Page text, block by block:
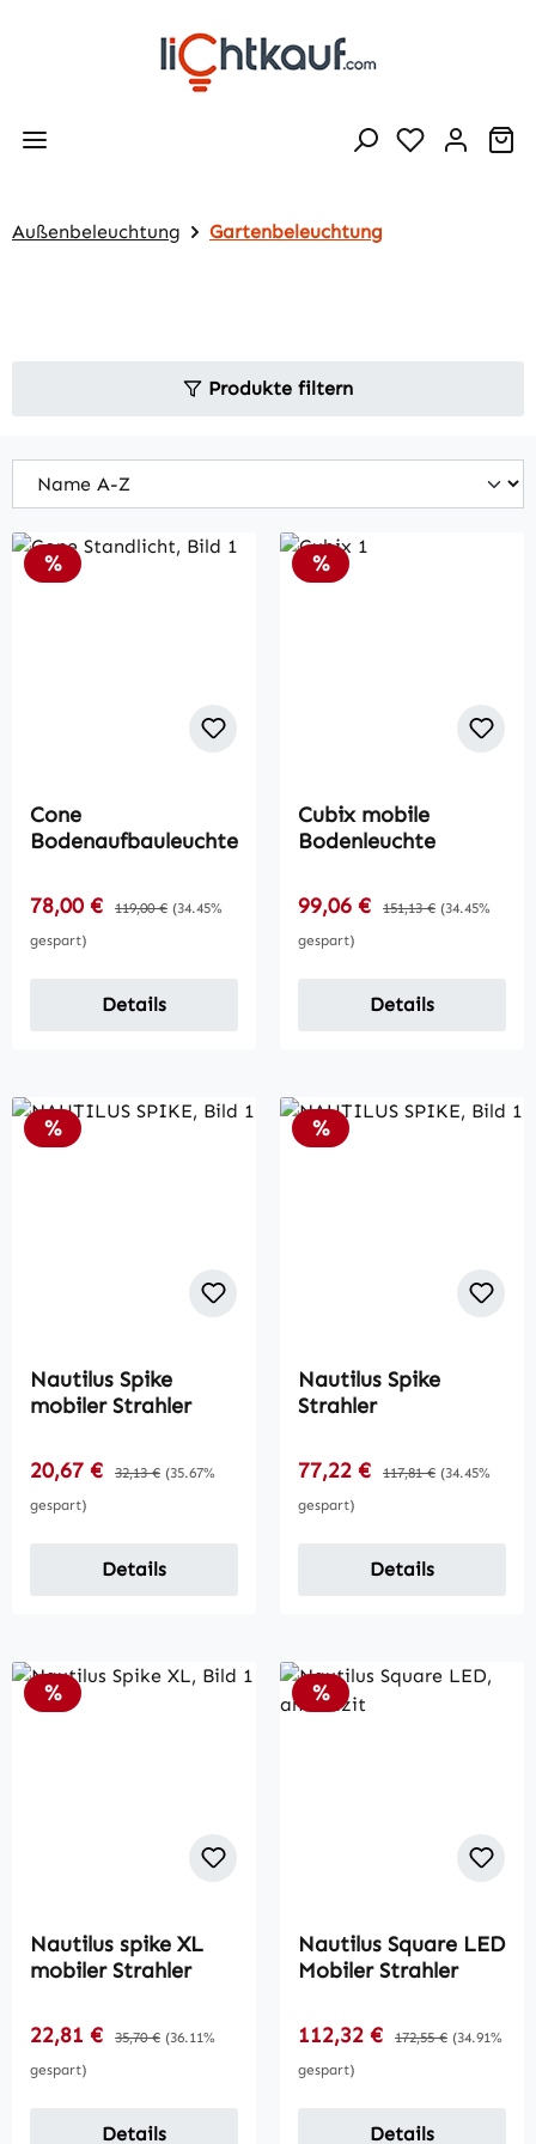
Zum Hauptinhalt springen
Außenbeleuchtung Gartenbeleuchtung
Produkte filtern
Rabatt
%
Cone
Bodenaufbauleuchte
Verkaufspreis:
78,00 € Regulärer Preis:
119,00 € (34.45%
gespart)
Details
Rabatt
%
Cubix mobile
Bodenleuchte
Verkaufspreis:
99,06 € Regulärer Preis:
151,13 € (34.45%
gespart)
Details
Rabatt
%
Nautilus Spike
mobiler Strahler
Verkaufspreis:
20,67 € Regulärer Preis:
32,13 € (35.67%
gespart)
Details
Rabatt
%
Nautilus Spike
Strahler
Verkaufspreis:
77,22 € Regulärer Preis:
117,81 € (34.45%
gespart)
Details
Rabatt
%
Nautilus spike XL
mobiler Strahler
Verkaufspreis:
22,81 € Regulärer Preis:
35,70 € (36.11%
gespart)
Details
Rabatt
%
Nautilus Square LED
Mobiler Strahler
Verkaufspreis:
112,32 € Regulärer Preis:
172,55 € (34.91%
gespart)
Details